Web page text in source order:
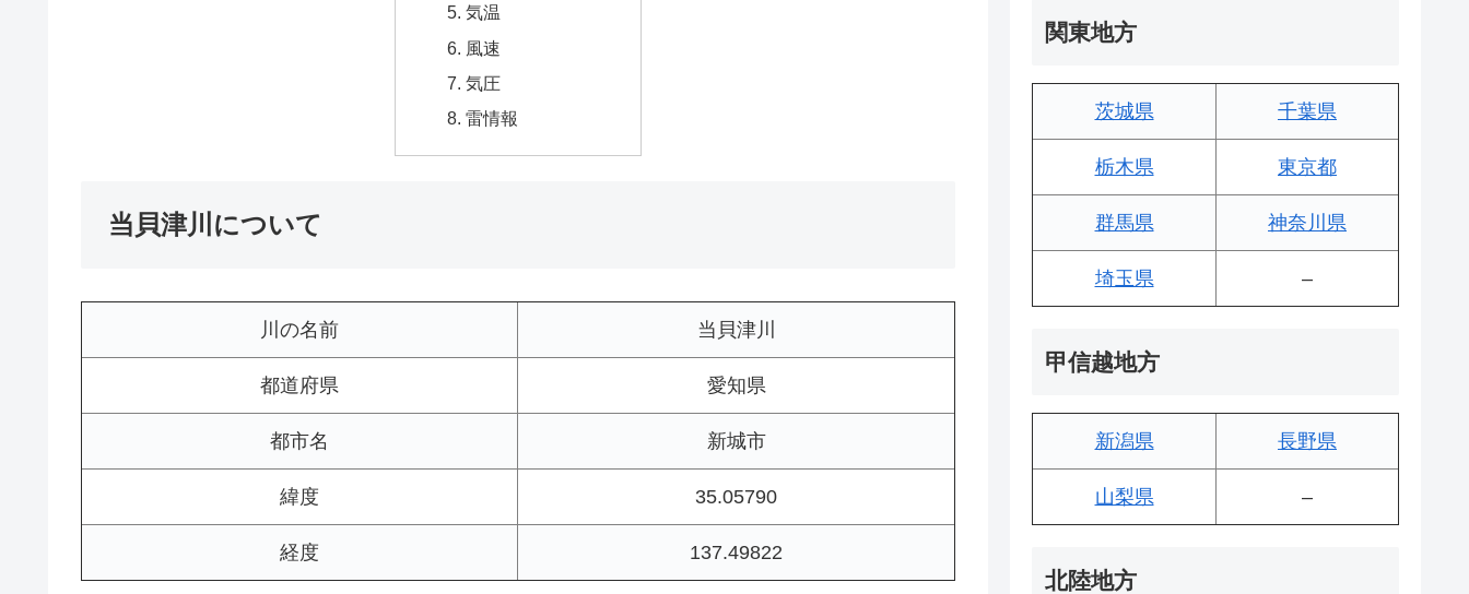
気温
風速
気圧
雷情報
当貝津川について
川の名前 当貝津川
都道府県 愛知県
都市名 新城市
緯度 35.05790
経度 137.49822
関東地方
茨城県 千葉県
栃木県 東京都
群馬県 神奈川県
埼玉県 –
甲信越地方
新潟県 長野県
山梨県 –
北陸地方